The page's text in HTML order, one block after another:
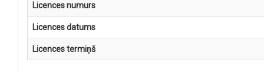
Licences numurs
Licences datums
Licences termiņš